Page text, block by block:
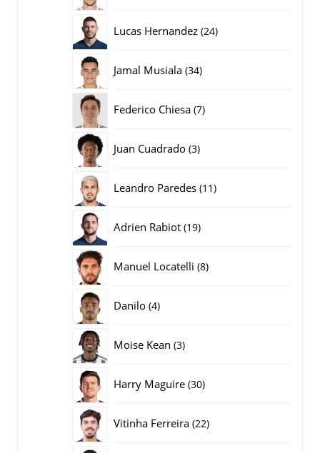
Lucas Hernandez 2424
Jamal Musiala 3434
Federico Chiesa 77
Juan Cuadrado 33
Leandro Paredes 1111
Adrien Rabiot 1919
Manuel Locatelli 88
Danilo 44
Moise Kean 33
Harry Maguire 3030
Vitinha Ferreira 2222